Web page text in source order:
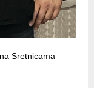
Sretnicama